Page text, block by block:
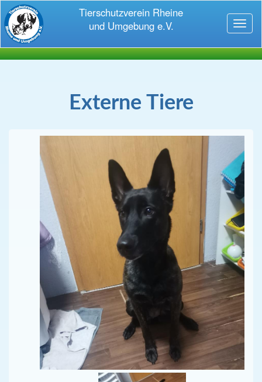
Tierschutzverein Rheine
und Umgebung e.V.
Externe Tiere